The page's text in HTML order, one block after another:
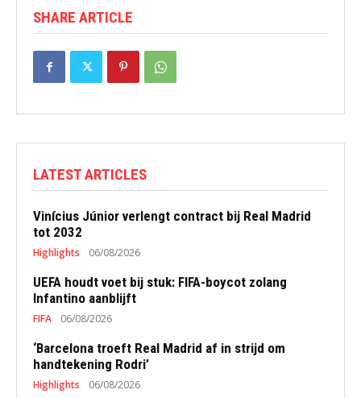
SHARE ARTICLE
LATEST ARTICLES
Vinícius Júnior verlengt contract bij Real Madrid
tot 2032
Highlights 06/08/2026
UEFA houdt voet bij stuk: FIFA-boycot zolang
Infantino aanblijft
FIFA 06/08/2026
‘Barcelona troeft Real Madrid af in strijd om
handtekening Rodri’
Highlights 06/08/2026